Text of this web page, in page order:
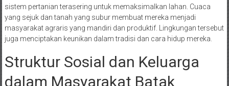
sistem pertanian terasering untuk memaksimalkan lahan. Cuaca
yang sejuk dan tanah yang subur membuat mereka menjadi
masyarakat agraris yang mandiri dan produktif. Lingkungan tersebut
juga menciptakan keunikan dalam tradisi dan cara hidup mereka.
Struktur Sosial dan Keluarga
dalam Masyarakat Batak